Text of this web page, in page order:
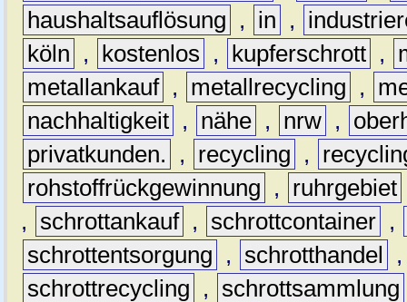
haushaltsauflösung
, in ,
köln
, kostenlos , kupferschrott ,
metallankauf , metallrecycling ,
nachhaltigkeit , nähe , nrw ,
privatkunden.
, recycling ,
rohstoffrückgewinnung
, ruhrgebiet
,
schrottankauf , schrottcontainer ,
schrottentsorgung
, schrotthandel
schrottrecycling
, schrottsammlung